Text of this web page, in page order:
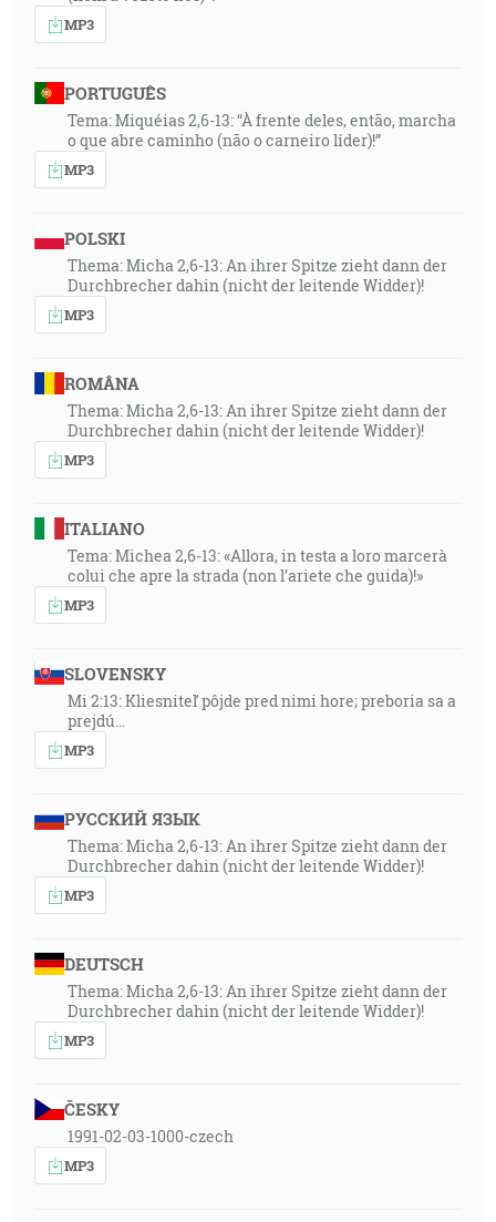
MP3
PORTUGUÊS
Tema: Miquéias 2,6-13: “À frente deles, então, marcha
o que abre caminho (não o carneiro líder)!”
MP3
POLSKI
Thema: Micha 2,6-13: An ihrer Spitze zieht dann der
Durchbrecher dahin (nicht der leitende Widder)!
MP3
ROMÂNA
Thema: Micha 2,6-13: An ihrer Spitze zieht dann der
Durchbrecher dahin (nicht der leitende Widder)!
MP3
ITALIANO
Tema: Michea 2,6-13: «Allora, in testa a loro marcerà
colui che apre la strada (non l’ariete che guida)!»
MP3
SLOVENSKY
Mi 2:13: Kliesniteľ pôjde pred nimi hore; preboria sa a
prejdú…
MP3
РУССКИЙ ЯЗЫК
Thema: Micha 2,6-13: An ihrer Spitze zieht dann der
Durchbrecher dahin (nicht der leitende Widder)!
MP3
DEUTSCH
Thema: Micha 2,6-13: An ihrer Spitze zieht dann der
Durchbrecher dahin (nicht der leitende Widder)!
MP3
ČESKY
1991-02-03-1000-czech
MP3